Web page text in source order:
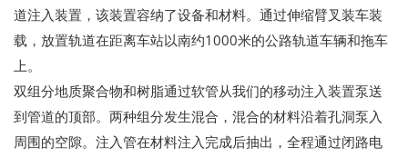
道注入装置，该装置容纳了设备和材料。通过伸缩臂叉装车装
载，放置轨道在距离车站以南约1000米的公路轨道车辆和拖车
上。
双组分地质聚合物和树脂通过软管从我们的移动注入装置泵送
到管道的顶部。两种组分发生混合，混合的材料沿着孔洞泵入
周围的空隙。注入管在材料注入完成后抽出，全程通过闭路电